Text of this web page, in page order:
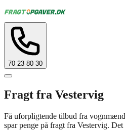
70 23 80 30
Fragt fra Vestervig
Få uforpligtende tilbud fra
spar penge på fragt fra Vestervig.